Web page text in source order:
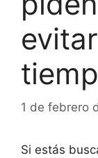
1 de febrero
Si estás